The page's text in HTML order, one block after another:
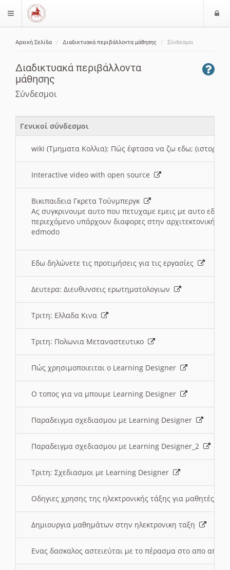
$langMenu
Αρχική Σελίδα Διαδικτυακά περιβάλλοντα μάθησης Σύνδεσμοι
Διαδικτυακά περιβάλλοντα
μάθησης
Σύνδεσμοι
Γενικοί σύνδεσμοι
wiki (Τμηματα Κολλια): Πώς έφτασα να ζω εδω; (ιστορια)
Interactive video with open source
Βικιπαιδεια Γκρετα Τούνμπεργκ
Ας συγκρινουμε αυτο που πετυχαμε εμεις με αυτο εδω
περιεχόμενο υπάρχουν διαφορες στην αρχιτεκτονική
edmodo
Εδω δηλώνετε τις προτιμήσεις για τις εργασίες
Δευτερα: Διευθυνσεις ερωτηματολογιων
Τριτη: Ελλαδα Κινα
Τριτη: Πολωνια Μεταναστευτικο
Πώς χρησιμοποιειται ο Learning Designer
O τοπος για να μπουμε Learning Designer
Παραδειγμα σχεδιασμου με Learning Designer
Παραδειγμα σχεδιασμου με Learning Designer_2
Τριτη: Σχεδιασμοι με Learning Designer
Οδηγιες χρησης της ηλεκτρονικής τάξης για μαθητές
Δημιουργια μαθημάτων στην ηλεκτρονικη ταξη
Ενας δασκαλος αστειεύται με το πέρασμα στο απο